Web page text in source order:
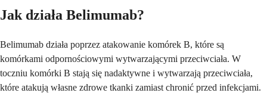
Jak działa Belimumab?
Belimumab działa poprzez atakowanie komórek B, które są
komórkami odpornościowymi wytwarzającymi przeciwciała. W
toczniu komórki B stają się nadaktywne i wytwarzają przeciwciała,
które atakują własne zdrowe tkanki zamiast chronić przed infekcjami.